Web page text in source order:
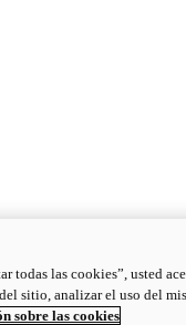
todas las cookies”, usted
sitio, analizar el uso del
sobre las cookies